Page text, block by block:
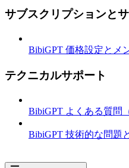
サブスクリプションと
BibiGPT 価格設定とメ
テクニカルサポート
BibiGPT よくある質問
BibiGPT 技術的な問題